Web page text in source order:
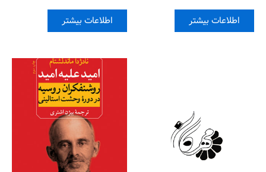
اطلاعات بیشتر اطلاعات بیشتر